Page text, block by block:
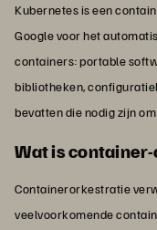
Kubernetes is een
Google voor het
containers: portable
bibliotheken,
bevatten die nodig zijn
Wat is
Containerorkestratie
veelvoorkomende